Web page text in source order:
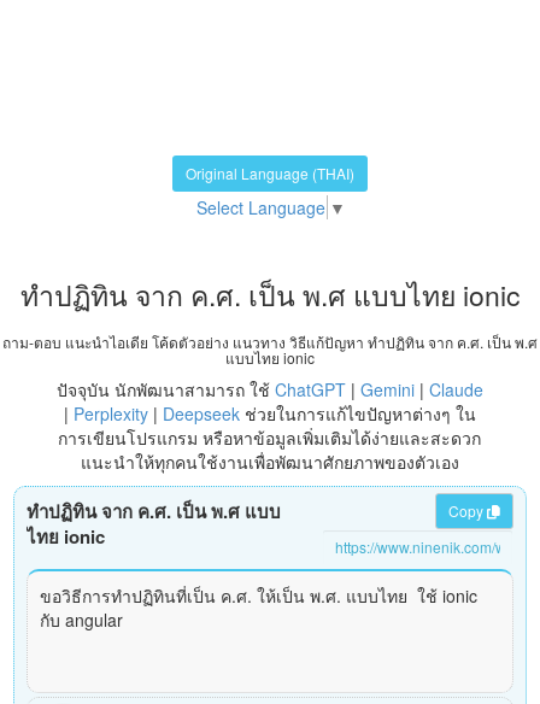
Original Language (THAI)
Select Language ▼
ทำปฏิทิน จาก ค.ศ. เป็น พ.ศ แบบไทย ionic
ถาม-ตอบ แนะนำไอเดีย โค้ดตัวอย่าง แนวทาง วิธีแก้ปัญหา ทำปฏิทิน จาก ค.ศ. เป็น พ.ศ
แบบไทย ionic
ปัจจุบัน นักพัฒนาสามารถ ใช้ ChatGPT| Gemini| Claude
| Perplexity| Deepseekช่วยในการแก้ไขปัญหาต่างๆ ใน
การเขียนโปรแกรม หรือหาข้อมูลเพิ่มเติมได้ง่ายและสะดวก
แนะนำให้ทุกคนใช้งานเพื่อพัฒนาศักยภาพของตัวเอง
ทำปฏิทิน จาก ค.ศ. เป็น พ.ศ แบบ
ไทย ionic
Copy
ขอวิธีการทำปฏิทินที่เป็น ค.ศ. ให้เป็น พ.ศ. แบบไทย ใช้ ionic
กับ angular